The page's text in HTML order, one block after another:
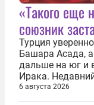
«Такого еще
союзник
Турция
Башара Асада,
дальше на юг и
Ирака.
Анкару,
TPAO в
6 августа 2026